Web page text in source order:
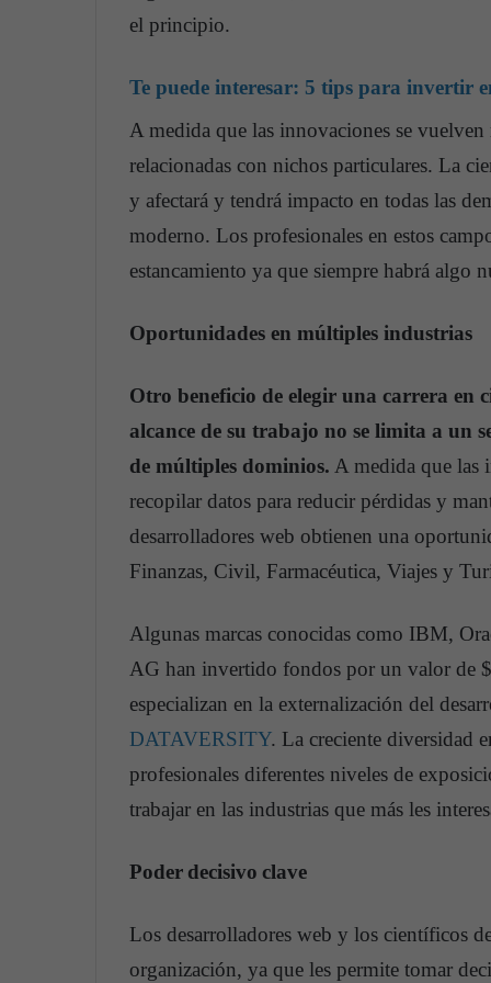
el principio.
Te puede interesar: 5 tips para invertir
A medida que las innovaciones se vuelven
relacionadas con nichos particulares. La
y afectará y tendrá impacto en todas las
moderno. Los profesionales en estos
estancamiento ya que siempre habrá algo
Oportunidades en múltiples industrias
Otro beneficio de elegir una carrera en
alcance de su trabajo no se limita a un
de múltiples dominios. A medida que las
recopilar datos para reducir pérdidas y
desarrolladores web obtienen una
Finanzas, Civil, Farmacéutica, Viajes y
Algunas marcas conocidas como IBM,
AG han invertido fondos por un valor de
especializan en la externalización del
DATAVERSITY. La creciente diversidad
profesionales diferentes niveles de
trabajar en las industrias que más les
Poder decisivo clave
Los desarrolladores web y los científicos
organización, ya que les permite tomar